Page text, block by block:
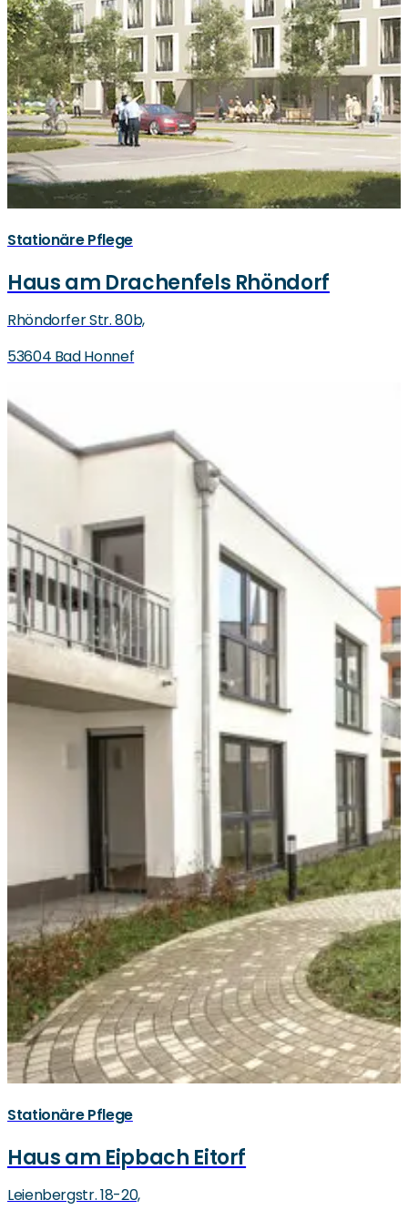
Stationäre Pflege
Haus am Drachenfels Rhöndorf
Rhöndorfer Str. 80b,
53604 Bad Honnef
Stationäre Pflege
Haus am Eipbach Eitorf
Leienbergstr. 18-20,